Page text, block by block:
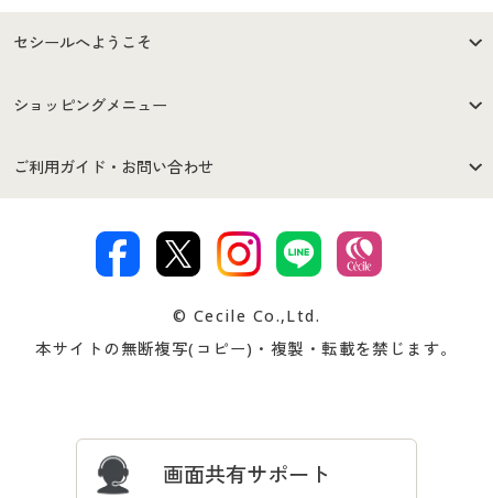
セシールへようこそ
はじめての方へ
セシールご利用規約
著作権・商標について 会社案内
ショッピングメニュー
商品カテゴリ
プレゼント＆キャンペーン サイトマップ
ご利用ガイド・お問い合わせ
交換・返品は お支払は
ついて
忘れの場合
© Cecile Co.,Ltd.
本サイトの無断複写(コピー)・複製・転載を禁じます。
画面共有サポート